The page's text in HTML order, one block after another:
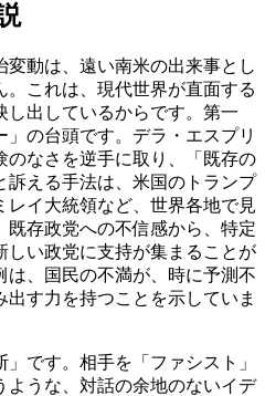
変動は、遠い南米の出来事とし
これは、現代世界が直面する
し出しているからです。第一
の台頭です。デラ・エスプリ
のなさを逆手に取り、「既存の
訴える手法は、米国のトランプ
イ大統領など、世界各地で見
既存政党への不信感から、特定
しい政党に支持が集まることが
は、国民の不満が、時に予測不
す力を持つことを示していま
です。相手を「ファシスト」
ような、対話の余地のないイデ